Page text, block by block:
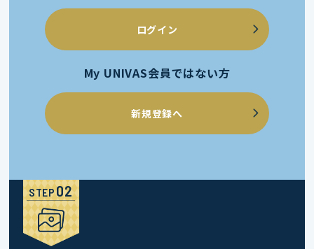
ログイン
My UNIVAS会員ではない方
新規登録へ
STEP